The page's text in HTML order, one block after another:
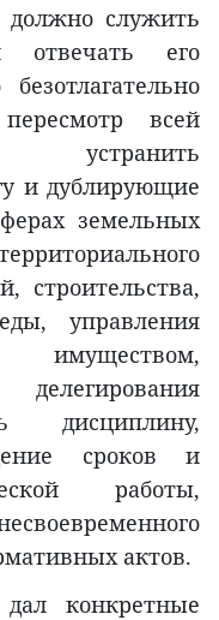
должно служить
отвечать его
всей
устранить
и дублирующие
земельных
строительства,
управления
дисциплину,
сроков и
работы,
актов.
конкретные